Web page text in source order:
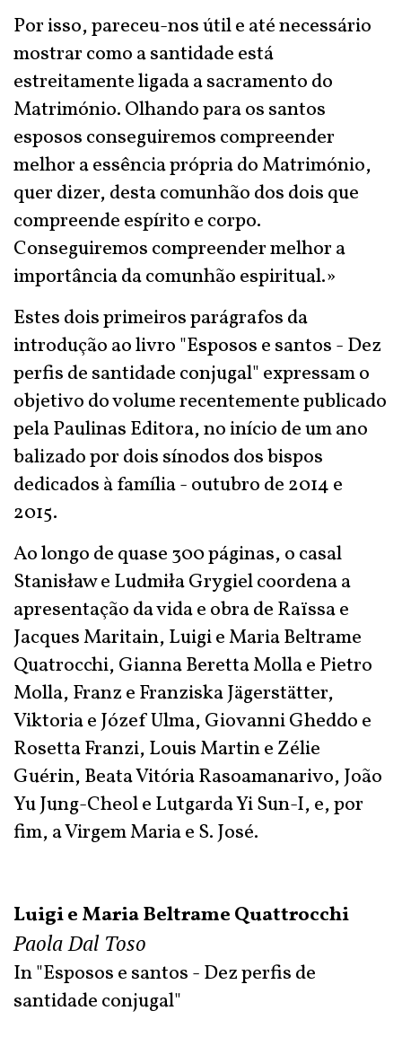
Por isso, pareceu-nos útil e até necessário
mostrar como a santidade está
estreitamente ligada a sacramento do
Matrimónio. Olhando para os santos
esposos conseguiremos compreender
melhor a essência própria do Matrimónio,
quer dizer, desta comunhão dos dois que
compreende espírito e corpo.
Conseguiremos compreender melhor a
importância da comunhão espiritual.»
Estes dois primeiros parágrafos da
introdução ao livro "Esposos e santos - Dez
perfis de santidade conjugal" expressam o
objetivo do volume recentemente publicado
pela Paulinas Editora, no início de um ano
balizado por dois sínodos dos bispos
dedicados à família - outubro de 2014 e
2015.
Ao longo de quase 300 páginas, o casal
Stanisław e Ludmiła Grygiel coordena a
apresentação da vida e obra de Raïssa e
Jacques Maritain, Luigi e Maria Beltrame
Quatrocchi, Gianna Beretta Molla e Pietro
Molla, Franz e Franziska Jägerstätter,
Viktoria e Józef Ulma, Giovanni Gheddo e
Rosetta Franzi, Louis Martin e Zélie
Guérin, Beata Vitória Rasoamanarivo, João
Yu Jung-Cheol e Lutgarda Yi Sun-I, e, por
fim, a Virgem Maria e S. José.
Luigi e Maria Beltrame Quattrocchi
Paola Dal Toso
In "Esposos e santos - Dez perfis de
santidade conjugal"